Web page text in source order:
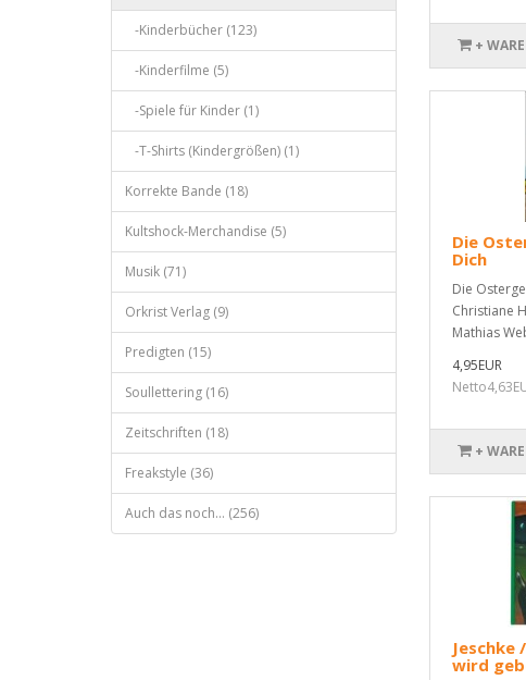
-Kinderbücher (123)
-Kinderfilme (5)
-Spiele für Kinder (1)
-T-Shirts (Kindergrößen) (1)
Korrekte Bande (18)
Kultshock-Merchandise (5)
Musik (71)
Orkrist Verlag (9)
Predigten (15)
Soullettering (16)
Zeitschriften (18)
Freakstyle (36)
Auch das noch... (256)
+
Die
Dich
Die
Christiane
Mathias
4,95EUR
+
Jeschke
wird